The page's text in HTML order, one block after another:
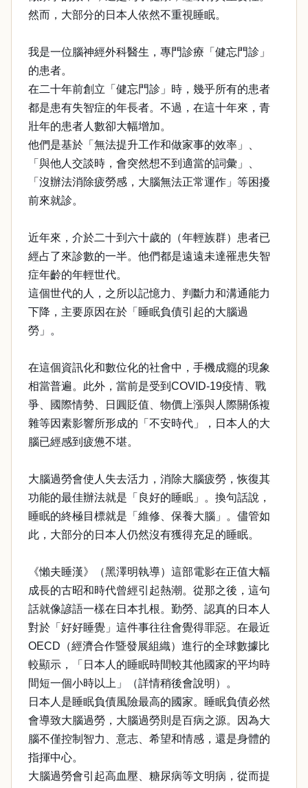
然而，大部分的日本人依然不重視睡眠。
我是一位腦神經外科醫生，專門診療「健忘門診」
的患者。
在二十年前創立「健忘門診」時，幾乎所有的患者
都是患有失智症的年長者。不過，在這十年來，青
壯年的患者人數卻大幅增加。
他們是基於「無法提升工作和做家事的效率」、
「與他人交談時，會突然想不到適當的詞彙」、
「沒辦法消除疲勞感，大腦無法正常運作」等困擾
前來就診。
近年來，介於二十到六十歲的（年輕族群）患者已
經占了來診數的一半。他們都是遠遠未達罹患失智
症年齡的年輕世代。
這個世代的人，之所以記憶力、判斷力和溝通能力
下降，主要原因在於「睡眠負債引起的大腦過
勞」。
在這個資訊化和數位化的社會中，手機成癮的現象
相當普遍。此外，當前是受到COVID-19疫情、戰
爭、國際情勢、日圓貶值、物價上漲與人際關係複
雜等因素影響所形成的「不安時代」，日本人的大
腦已經感到疲憊不堪。
大腦過勞會使人失去活力，消除大腦疲勞，恢復其
功能的最佳辦法就是「良好的睡眠」。換句話說，
睡眠的終極目標就是「維修、保養大腦」。儘管如
此，大部分的日本人仍然沒有獲得充足的睡眠。
《懶夫睡漢》（黑澤明執導）這部電影在正值大幅
成長的古昭和時代曾經引起熱潮。從那之後，這句
話就像諺語一樣在日本扎根。勤勞、認真的日本人
對於「好好睡覺」這件事往往會覺得罪惡。在最近
OECD（經濟合作暨發展組織）進行的全球數據比
較顯示，「日本人的睡眠時間較其他國家的平均時
間短一個小時以上」（詳情稍後會說明）。
日本人是睡眠負債風險最高的國家。睡眠負債必然
會導致大腦過勞，大腦過勞則是百病之源。因為大
腦不僅控制智力、意志、希望和情感，還是身體的
指揮中心。
大腦過勞會引起高血壓、糖尿病等文明病，從而提